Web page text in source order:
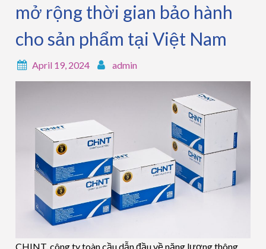
mở rộng thời gian bảo hành
cho sản phẩm tại Việt Nam
April 19, 2024 admin
CHINT, công ty toàn cầu dẫn đầu về năng lượng thông